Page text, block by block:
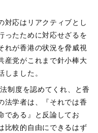
応はリアクティブとし
ったために対応せざるを
れが香港の状況を脅威視
産党がこれまで針小棒大
ました。
制度を認めてくれ、と香
法学者は、『それでは香
である』と反論してお
比較的自由にできるはず